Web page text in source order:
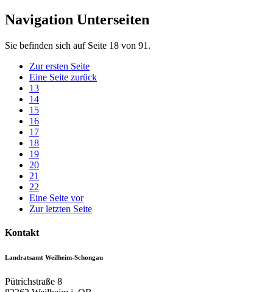
Navigation Unterseiten
Sie befinden sich auf Seite 18 von 91.
Zur ersten Seite
Eine Seite zurück
13
14
15
16
17
18
19
20
21
22
Eine Seite vor
Zur letzten Seite
Kontakt
Landratsamt Weilheim-Schongau
Pütrichstraße 8